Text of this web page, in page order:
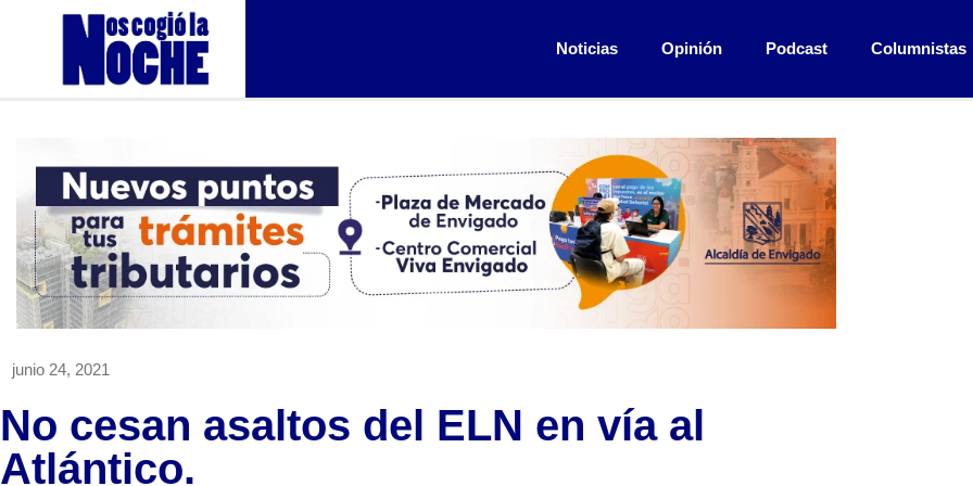
Noticias Opinión Podcast Columnistas
junio 24, 2021
No cesan asaltos del ELN en vía al
Atlántico.